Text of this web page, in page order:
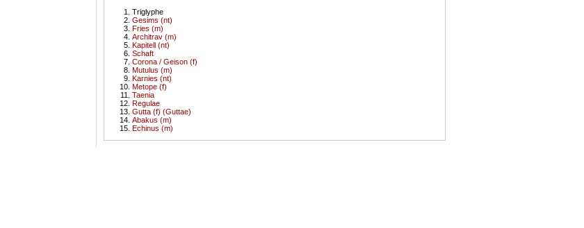
Triglyphe
Gesims (nt)
Fries (m)
Architrav (m)
Kapitell (nt)
Schaft
Corona / Geison (f)
Mutulus (m)
Karnies (nt)
Metope (f)
Taenia
Regulae
Gutta (f) (Guttae)
Abakus (m)
Echinus (m)